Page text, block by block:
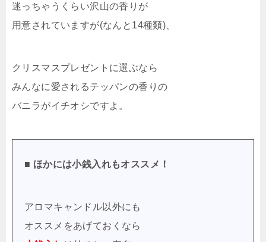
迷っちゃうくらい沢山の香りが
用意されていますが(なんと14種類)、
クリスマスプレゼントに選ぶなら
みんなに愛されるテッパンの香りの
バニラがイチオシですよ。
■ ほかには小銭入れもオススメ！
アロマキャンドル以外にも
オススメをあげておくなら